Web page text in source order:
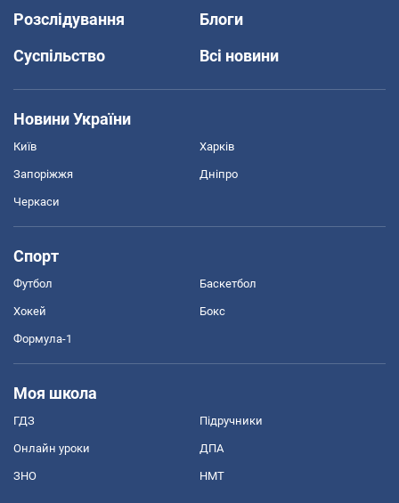
Розслідування
Блоги
Суспільство
Всі новини
Новини України
Київ Харків
Запоріжжя Дніпро
Черкаси
Спорт
Футбол Баскетбол
Хокей Бокс
Формула-1
Моя школа
ГДЗ Підручники
Онлайн уроки ДПА
ЗНО НМТ